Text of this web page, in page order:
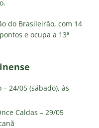
do Brasileirão, com 14
e ocupa a 13ª
– 24/05 (sábado), às
Caldas – 29/05